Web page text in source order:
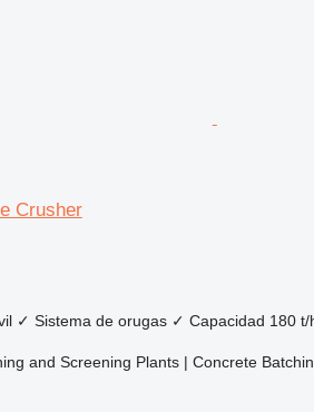
Crusher
✓ Sistema de orugas ✓ Capacidad 180 t/
and Screening Plants | Concrete